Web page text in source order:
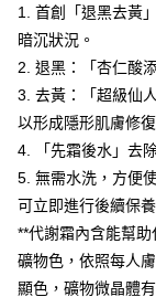
３．收到繳費通知簡
ATM／網路銀行／等
※ 請注意：結帳手續
購買商品的店家。未
後付繳納相關費用。
是否繳費成功／繳費
客戶支援中心」
【注意事項】
１．透過由恩沛科技
易，需依本服務之必
權轉讓予恩沛科技股
２．關於個人資料處
https://aftee.tw/terms/
萊爾富取貨付款
每筆NT$100，滿
付款後萊爾富取貨
每筆NT$100，滿
7-11付款取貨
每筆NT$100，滿
付款後7-11取貨
每筆NT$100，滿
1. 首創「退黑去黃
暗沉狀況。
2. 退黑：「杏仁酸
3. 去黃：「超級仙
以形成隱形肌膚修
4. 「先霜後水」去
5. 無需水洗，方便
可立即進行後續保養
**代謝霜內含能幫
礦物色，依照每人
顯色，礦物微晶體